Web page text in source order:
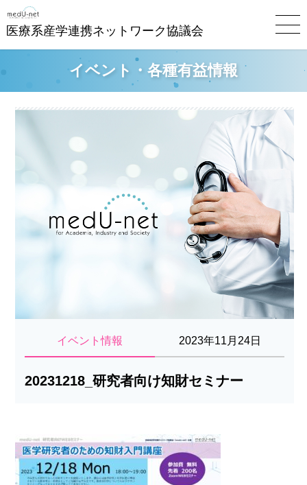
医療系産学連携ネットワーク協議会
イベント・各種有益情報
イベント情報 2023年11月24日
20231218_研究者向け知財セミナー